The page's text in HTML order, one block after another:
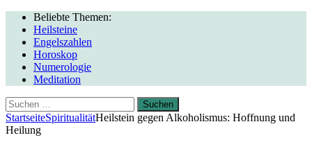
Beliebte Themen:
Heilsteine
Engelszahlen
Horoskop
Numerologie
Meditation
Suchen
nach:
StartseiteSpiritualitätHeilstein gegen Alkoholismus: Hoffnung und
Heilung